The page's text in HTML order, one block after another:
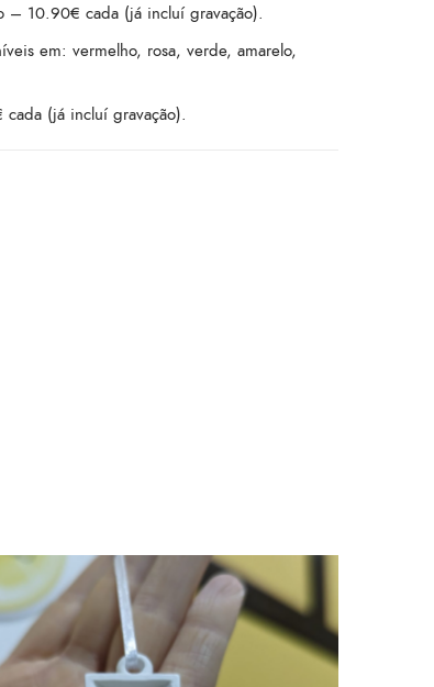
– 10.90€ cada (já incluí gravação).
em: vermelho, rosa, verde, amarelo,
(já incluí gravação).